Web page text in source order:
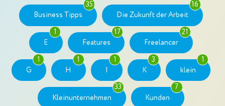
35
Business Tipps
16
Die Zukunft der Arbeit
1
E
17
Features
21
Freelancer
1
G
1
H
1
I
3
K
1
klein
33
Kleinunternehmen
7
Kunden